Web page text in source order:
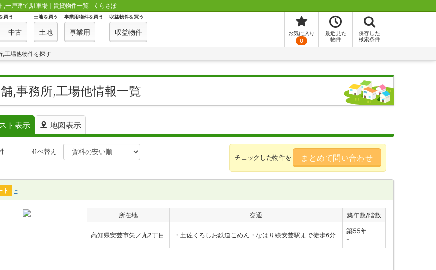
,一戸建て,駐車場｜賃貸物件一覧 | くらさぽ
買う
中古
土地を買う
土地
事業用物件を買う
事業用
収益物件を買う
収益物件
お気に入り
0
最近見た
物件
保存した
検索条件
,工場他物件を探す
,事務所,工場他情報一覧
ト表示 地図表示
並べ替え
チェックした物件を まとめて問い合わせ
ト -
所在地 交通 築年数/階数
高知県安芸市矢ノ丸2丁目 ・土佐くろしお鉄道ごめん・なはり線安芸駅まで徒歩6分
築55年
-